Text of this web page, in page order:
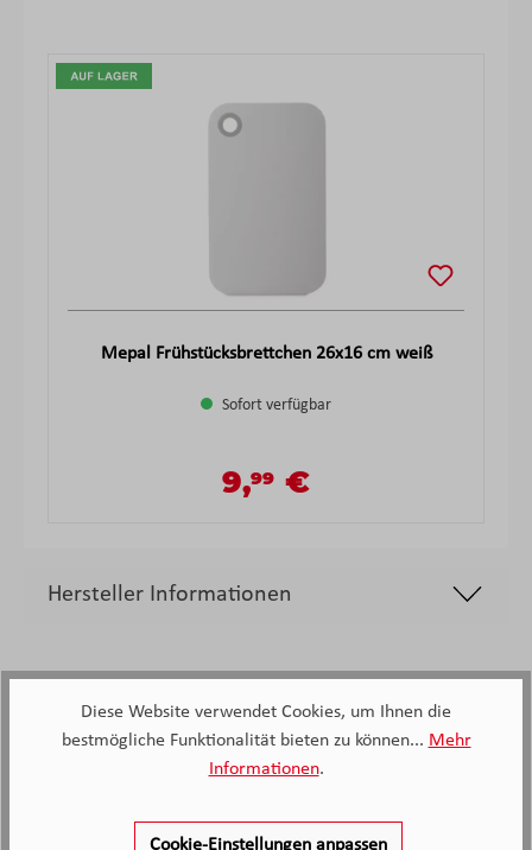
Mepal Frühstücksbrettchen 26x16 cm weiß
Sofort verfügbar
Regulärer Preis:
Verkaufspreis:
9,99 €
Hersteller Informationen
Kunden haben unseren Service
Diese Website verwendet Cookies, um Ihnen die
bestmögliche Funktionalität bieten zu können... Mehr
Informationen.
Cookie-Einstellungen anpassen